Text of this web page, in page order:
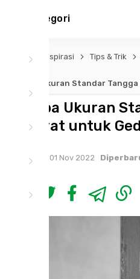
Kategori
Inspirasi Tips & Trik
Berapa Ukuran Standar
Berapa Ukuran
Darurat untuk
Tayang 01 Nov 2022